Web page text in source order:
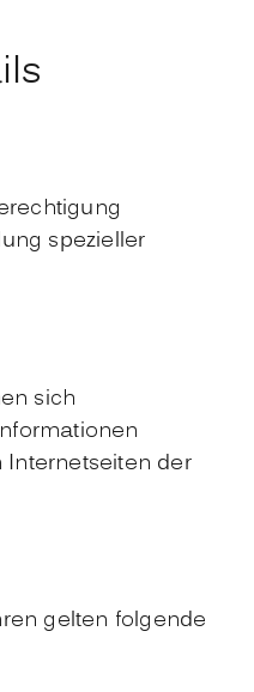
spezieller
sich
der
gelten folgende